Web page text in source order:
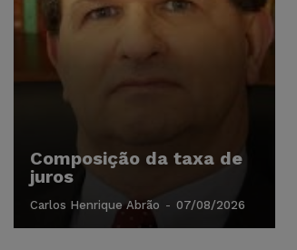
Composição da taxa de
juros
Carlos Henrique Abrão - 07/08/2026